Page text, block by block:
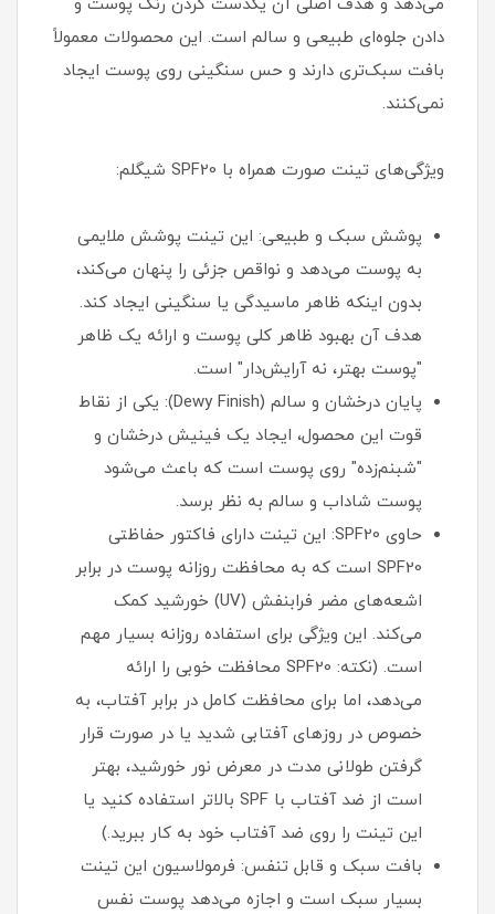
می‌دهد و هدف اصلی آن یکدست کردن رنگ پوست و
دادن جلوه‌ای طبیعی و سالم است. این محصولات معمولاً
بافت سبک‌تری دارند و حس سنگینی روی پوست ایجاد
نمی‌کنند.
ویژگی‌های تینت صورت همراه با SPF20 شیگلم:
پوشش سبک و طبیعی: این تینت پوشش ملایمی
به پوست می‌دهد و نواقص جزئی را پنهان می‌کند،
بدون اینکه ظاهر ماسیدگی یا سنگینی ایجاد کند.
هدف آن بهبود ظاهر کلی پوست و ارائه یک ظاهر
"پوست بهتر، نه آرایش‌دار" است.
پایان درخشان و سالم (Dewy Finish): یکی از نقاط
قوت این محصول، ایجاد یک فینیش درخشان و
"شبنم‌زده" روی پوست است که باعث می‌شود
پوست شاداب و سالم به نظر برسد.
حاوی SPF20: این تینت دارای فاکتور حفاظتی
SPF20 است که به محافظت روزانه پوست در برابر
اشعه‌های مضر فرابنفش (UV) خورشید کمک
می‌کند. این ویژگی برای استفاده روزانه بسیار مهم
است. (نکته: SPF20 محافظت خوبی را ارائه
می‌دهد، اما برای محافظت کامل در برابر آفتاب، به
خصوص در روزهای آفتابی شدید یا در صورت قرار
گرفتن طولانی مدت در معرض نور خورشید، بهتر
است از ضد آفتاب با SPF بالاتر استفاده کنید یا
این تینت را روی ضد آفتاب خود به کار ببرید.)
بافت سبک و قابل تنفس: فرمولاسیون این تینت
بسیار سبک است و اجازه می‌دهد پوست نفس